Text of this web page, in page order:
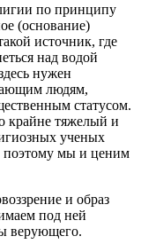
по принципу
(основание)
источник, где
над водой
нужен
людям,
статусом.
крайне тяжелый и
ученых
поэтому мы и ценим
и образ
под ней
верующего.